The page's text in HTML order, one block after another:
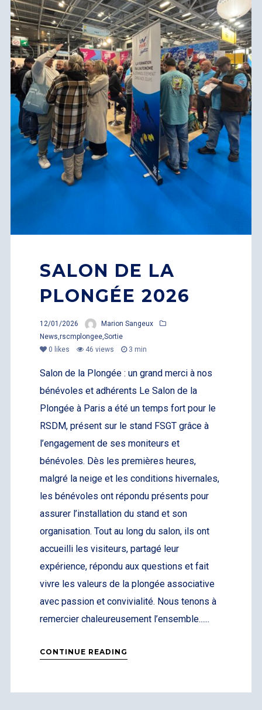
SALON DE LA
PLONGÉE 2026
12/01/2026
Marion Sangeux
News,rscmplongee,Sortie
0 likes 46 views 3 min
Salon de la Plongée : un grand merci à nos
bénévoles et adhérents Le Salon de la
Plongée à Paris a été un temps fort pour le
RSDM, présent sur le stand FSGT grâce à
l’engagement de ses moniteurs et
bénévoles. Dès les premières heures,
malgré la neige et les conditions hivernales,
les bénévoles ont répondu présents pour
assurer l’installation du stand et son
organisation. Tout au long du salon, ils ont
accueilli les visiteurs, partagé leur
expérience, répondu aux questions et fait
vivre les valeurs de la plongée associative
avec passion et convivialité. Nous tenons à
remercier chaleureusement l’ensemble......
CONTINUE READING